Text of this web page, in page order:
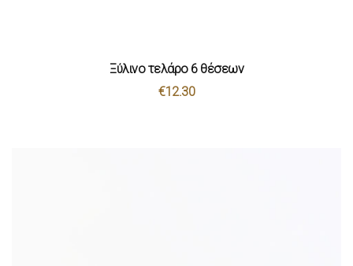
Ξύλινο τελάρο 6 θέσεων
€12.30